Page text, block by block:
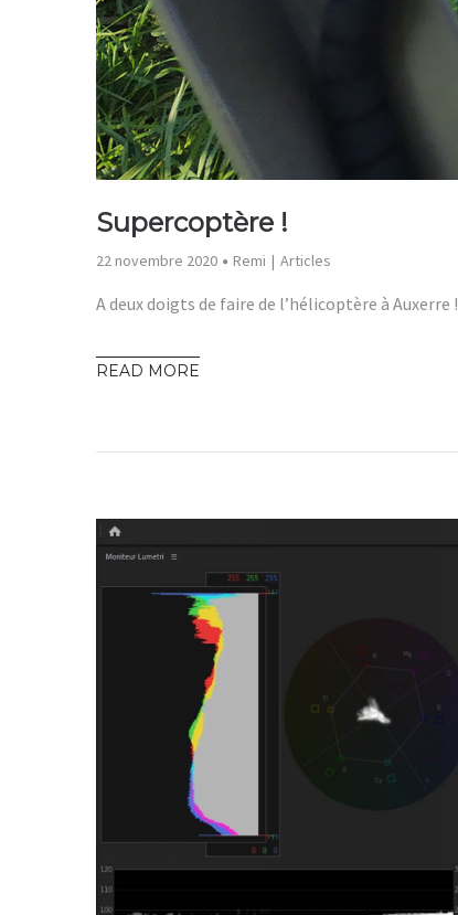
Supercoptère !
22 novembre 2020 Remi Articles
A deux doigts de faire de l’hélicoptère à Auxerre !
READ MORE